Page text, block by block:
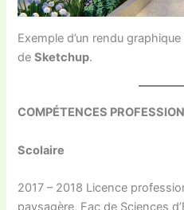
Exemple d’un rendu graphique
deSketchup.
COMPÉTENCES
Scolaire
2017 – 2018 Licence
paysagère, Fac de Sciences